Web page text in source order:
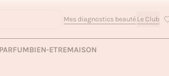
Mes diagnostics beautéLe Club
PARFUMBIEN-ETREMAISON